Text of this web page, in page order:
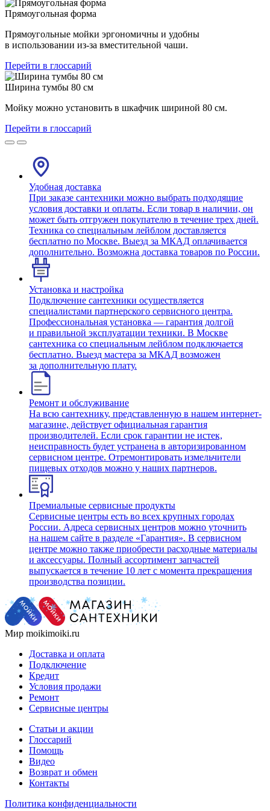
Прямоугольная форма
Прямоугольные мойки эргономичны и удобны
в использовании из-за вместительной чаши.
Перейти в глоссарий
Ширина тумбы 80 см
Мойку можно установить в шкафчик шириной 80 см.
Перейти в глоссарий
Удобная доставка
При заказе сантехники можно выбрать подходящие
условия доставки и оплаты. Если товар в наличии, он
может быть отгружен покупателю в течение трех дней.
Техника со специальным лейблом доставляется
бесплатно по Москве. Выезд за МКАД оплачивается
дополнительно. Возможна доставка товаров по России.
Установка и настройка
Подключение сантехники осуществляется
специалистами партнерского сервисного центра.
Профессиональная установка — гарантия долгой
и правильной эксплуатации техники. В Москве
сантехника со специальным лейблом подключается
бесплатно. Выезд мастера за МКАД возможен
за дополнительную плату.
Ремонт и обслуживание
На всю сантехнику, представленную в нашем интернет-
магазине, действует официальная гарантия
производителей. Если срок гарантии не истек,
неисправность будет устранена в авторизированном
сервисном центре. Отремонтировать измельчители
пищевых отходов можно у наших партнеров.
Премиальные сервисные продукты
Сервисные центры есть во всех крупных городах
России. Адреса сервисных центров можно уточнить
на нашем сайте в разделе «Гарантия». В сервисном
центре можно также приобрести расходные материалы
и аксессуары. Полный ассортимент запчастей
выпускается в течение 10 лет с момента прекращения
производства позиции.
Мир moikimoiki.ru
Доставка и оплата
Подключение
Кредит
Условия продажи
Ремонт
Сервисные центры
Статьи и акции
Глоссарий
Помощь
Видео
Возврат и обмен
Контакты
Политика конфиденциальности